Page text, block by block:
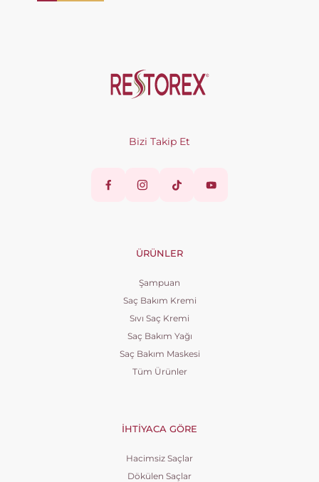
ÜRÜNLER
Şampuan
Saç Bakım Kremi
Sıvı Saç Kremi
Saç Bakım Yağı
Saç Bakım Maskesi
Tüm Ürünler
İHTIYACA GÖRE
Hacimsiz Saçlar
Dökülen Saçlar
Bizi Takip Et